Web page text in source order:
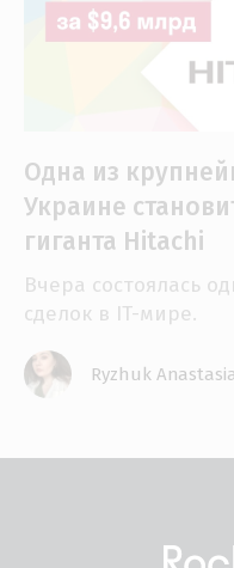
Одна из
Украине
гиганта Hitachi
Вчера состоялась
сделок в IT-мире.
Ryzhuk Anastasia